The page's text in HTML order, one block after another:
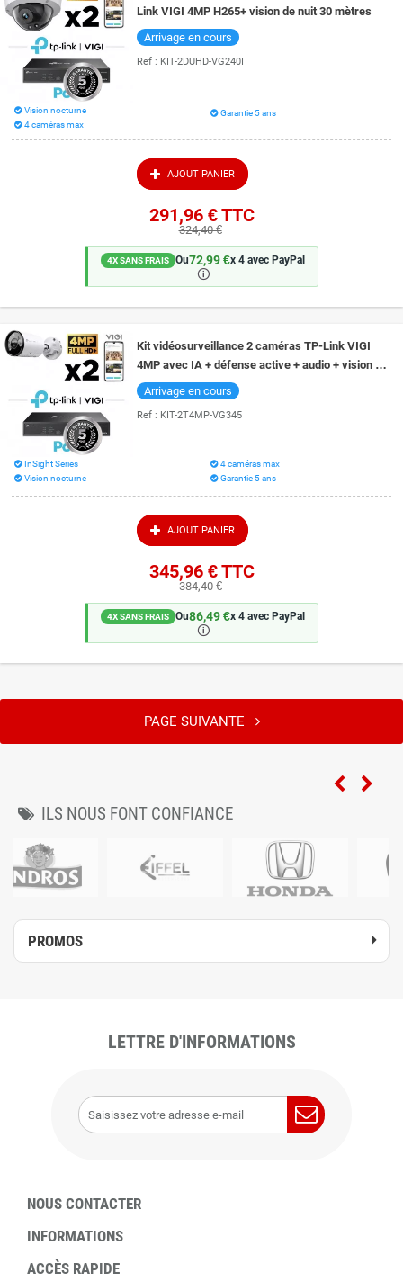
Link VIGI 4MP H265+ vision de nuit 30 mètres
Arrivage en cours
Ref : KIT-2DUHD-VG240I
Vision nocturne
4 caméras max
Garantie 5 ans
AJOUT PANIER
291,96 €TTC
324,40 €
4X SANS FRAIS Ou72,99 €x 4 avec PayPal
🛈
Kit vidéosurveillance 2 caméras TP-Link VIGI
4MP avec IA + défense active + audio + vision de
nuit couleur 30 mètres
Arrivage en cours
Ref : KIT-2T4MP-VG345
InSight Series
Vision nocturne
4 caméras max
Garantie 5 ans
AJOUT PANIER
345,96 €TTC
384,40 €
4X SANS FRAIS Ou86,49 €x 4 avec PayPal
🛈
PAGE SUIVANTE
ILS NOUS FONT CONFIANCE
PROMOS
LETTRE D'INFORMATIONS
NOUS CONTACTER
INFORMATIONS
ACCÈS RAPIDE